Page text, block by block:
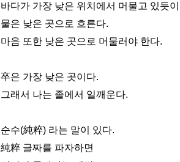
바다가 가장 낮은 위치에서 머물고 있듯이
물은 낮은 곳으로 흐른다.
마음 또한 낮은 곳으로 머물러야 한다.
卒은 가장 낮은 곳이다.
그래서 나는 졸에서 일깨운다.
순수(純粹) 라는 말이 있다.
純粹 글짜를 파자하면